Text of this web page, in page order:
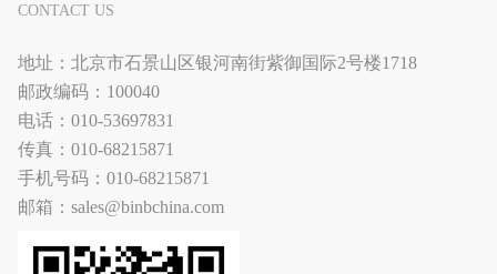
CONTACT US
地址：北京市石景山区银河南街紫御国际2号楼1718
邮政编码：100040
电话：010-53697831
传真：010-68215871
手机号码：010-68215871
邮箱：sales@binbchina.com